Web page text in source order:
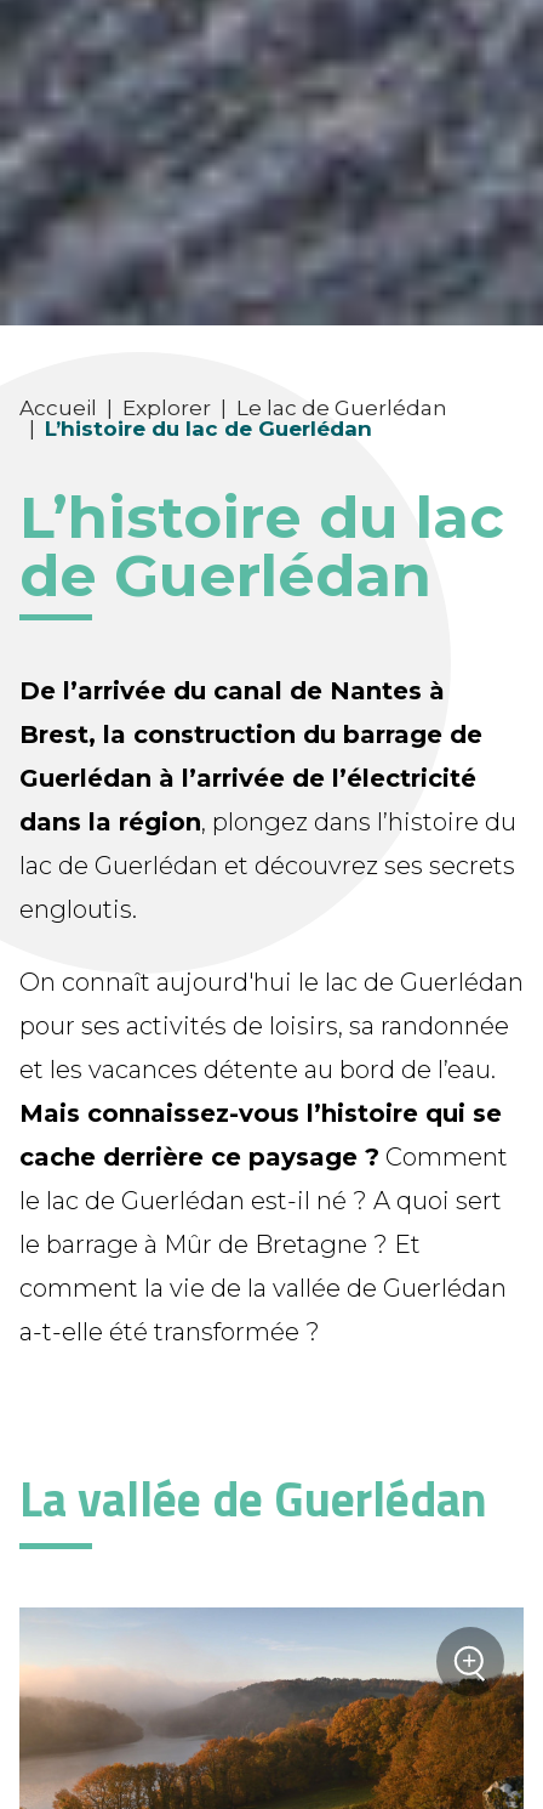
Accueil Explorer
Le lac de Guerlédan
L’histoire du lac de Guerlédan
L’histoire du lac
de Guerlédan
De l’arrivée du canal de Nantes à
Brest, la construction du barrage de
Guerlédan à l’arrivée de l’électricité
dans la région, plongez dans l’histoire du
lac de Guerlédan et découvrez ses secrets
engloutis.
On connaît aujourd'hui le lac de Guerlédan
pour ses activités de loisirs, sa randonnée
et les vacances détente au bord de l’eau.
Mais connaissez-vous l’histoire qui se
cache derrière ce paysage ? Comment
le lac de Guerlédan est-il né ? A quoi sert
le barrage à Mûr de Bretagne ? Et
comment la vie de la vallée de Guerlédan
a-t-elle été transformée ?
La vallée de Guerlédan
Zoom
+sur la